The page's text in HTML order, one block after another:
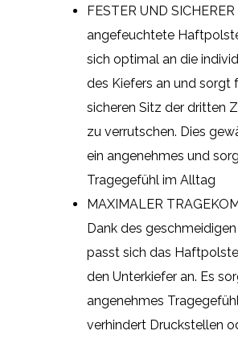
FESTER UND
angefeuchtete
sich optimal an die
des Kiefers an und sorgt
sicheren Sitz der dritten
zu verrutschen. Dies
ein angenehmes und
Tragegefühl im Alltag
MAXIMALER
Dank des
passt sich das
den Unterkiefer an. Es
angenehmes
verhindert Druckstellen